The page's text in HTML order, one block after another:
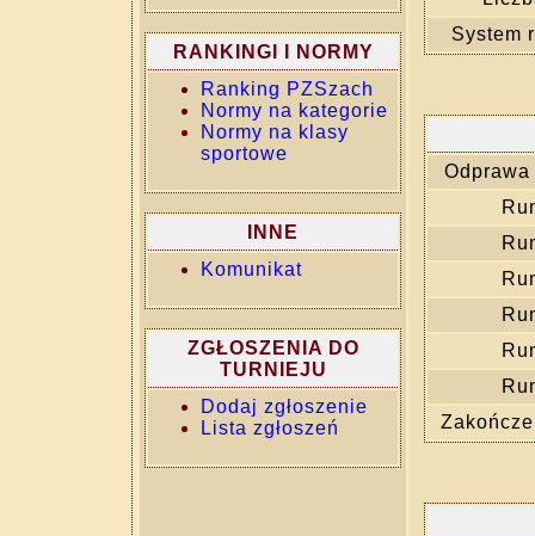
RANKINGI I NORMY
Ranking PZSzach
Normy na kategorie
Normy na klasy
sportowe
INNE
Komunikat
ZGŁOSZENIA DO
TURNIEJU
Dodaj zgłoszenie
Lista zgłoszeń
System